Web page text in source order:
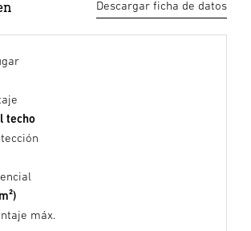
Descargar ficha de datos
techo
máx.